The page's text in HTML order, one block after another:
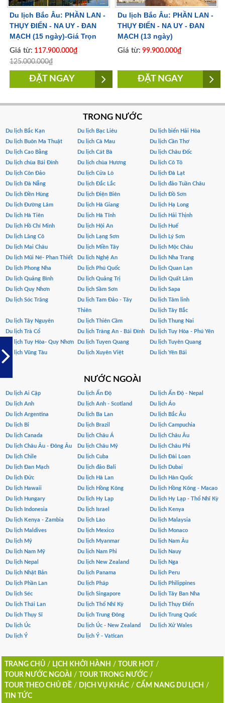
Du lịch Bắc Âu: PHẦN LAN -
THỤY ĐIỂN - NA UY - ĐAN
MẠCH (15 ngày)-Giá Trọn
Gói 117.900K
Giá từ: 117.900.000₫
125.000.000₫
ĐẶT NGAY
Du lịch Bắc Âu: PHẦN LAN -
THỤY ĐIỂN - NA UY - ĐAN
MẠCH (13 ngày)
Giá từ: 99.900.000₫
ĐẶT NGAY
TRONG NƯỚC
Du lịch Bắc Kạn Du lịch Bạc Liêu
Du lịch biển Hải Hòa
Du lịch Buôn Ma Thuật
Du lịch Cà Mau
Du lịch Cần Thơ
Du lịch Cao Bằng
Du lịch Cát Bà
Du lịch Châu Đốc
Du lịch chùa Bái Đính
Du lịch chùa Hương
Du lịch Cô Tô
Du lịch Côn Đảo
Du lịch Cửa Lò
Du lịch Đà Lạt
Du lịch Đà Nẵng
Du lịch Đắc Lắc
Du lịch đảo Tuần Châu
Du lịch Đền Hùng
Du lịch Điện Biên
Du lịch Đồ Sơn
Du lịch Đường Lâm
Du lịch Hà Giang
Du lịch Hạ Long
Du lịch Hà Tiên
Du lịch Hà Tĩnh
Du lịch Hải Thịnh
Du lịch Hồ Chí Minh
Du lịch Hội An
Du lịch Huế
Du lịch Lăng Cô
Du lịch Lạng Sơn
Du lịch Lý Sơn
Du lịch Mai Châu
Du lịch Miền Tây
Du lịch Mộc Châu
Du lịch Mũi Né- Phan Thiết
Du lịch Nghệ An
Du lịch Nha Trang
Du lịch Phong Nha
Du lịch Phú Quốc
Du lịch Quan Lạn
Du lịch Quảng Bình
Du lịch Quảng Trị
Du lịch Quất Lâm
Du lịch Quy Nhơn
Du lịch Sầm Sơn
Du lịch Sapa
Du lịch Sóc Trăng
Du lịch Tam Đảo - Tây
Thiên
Du lịch Tâm linh
Du lịch Tây Bắc
Du lịch Tây Nguyên
Du lịch Thiên Cầm
Du lịch Thung Nai
Du lịch Trà Cổ
Du lịch Tràng An - Bái Đính
Du lịch Tuy Hòa - Phú Yên
Du lịch Tuy Hòa- Quy Nhơn
Du lịch Tuyen Quang
Du lịch Tuyên Quang
Du lịch Vũng Tàu
Du lịch Xuyên Việt Du lịch Yên Bái
NƯỚC NGOÀI
Du lịch Ai Cập Du lịch Ấn Độ
Du lịch Ấn Độ - Nepal
Du lịch Anh
Du lịch Anh - Scotland
Du lịch Áo
Du lịch Argentina
Du lịch Ba Lan
Du lịch Bắc Âu
Du lịch Bỉ
Du lịch Brazil
Du lịch Campuchia
Du lịch Canada
Du lịch Châu Á
Du lịch Châu Âu
Du lịch Châu Âu - Đông Âu
Du lịch Châu Mỹ
Du lịch Châu Phi
Du lịch Chile
Du lịch Cuba
Du lịch Đài Loan
Du lịch Đan Mạch
Du lịch đảo Bali
Du lịch Dubai
Du lịch Đức
Du lịch Hà Lan
Du lịch Hàn Quốc
Du lịch Hawaii
Du lịch Hồng Kông
Du lịch Hồng Kông - Macao
Du lịch Hungary
Du lịch Hy Lạp
Du lịch Hy Lạp - Thổ Nhĩ Kỳ
Du lịch Indonesia
Du lịch Israel
Du lịch Kenya
Du lịch Kenya - Zambia
Du lịch Lào
Du lịch Malaysia
Du lịch Maldives
Du lịch Mexico
Du lịch Monaco
Du lịch Mỹ
Du lịch Myanmar
Du lịch Nam Âu
Du lịch Nam Mỹ
Du lịch Nam Phi
Du lịch Nauy
Du lịch Nepal
Du lịch New Zealand
Du lịch Nga
Du lịch Nhật Bản
Du lịch Panama
Du lịch Peru
Du lịch Phần Lan
Du lịch Pháp
Du lịch Philippines
Du lịch Séc
Du lịch Singapore
Du lịch Tây Ban Nha
Du lịch Thái Lan
Du lịch Thổ Nhĩ Kỳ
Du lịch Thụy Điển
Du lịch Thụy Sĩ
Du lịch Trung Đông
Du lịch Trung Quốc
Du lịch Úc
Du lịch Úc - New Zealand
Du lịch Xứ Wales
Du lịch Ý
Du lịch Ý - Vatican
TRANG CHỦ/ LỊCH KHỞI HÀNH / TOUR HOT
/
TOUR NƯỚC NGOÀI
/ TOUR TRONG NƯỚC/
TOUR THEO CHỦ ĐỀ/ DỊCH VỤ KHÁC/ CẨM NANG DU LỊCH /
TIN TỨC